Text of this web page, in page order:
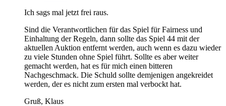
Ich sags mal jetzt frei raus.
Sind die Verantwortlichen für das Spiel für Fairness und
Einhaltung der Regeln, dann sollte das Spiel 44 mit der
aktuellen Auktion entfernt werden, auch wenn es dazu wieder
zu viele Stunden ohne Spiel führt. Sollte es aber weiter
gemacht werden, hat es für mich einen bitteren
Nachgeschmack. Die Schuld sollte demjenigen angekreidet
werden, der es nicht zum ersten mal verbockt hat.
Gruß, Klaus